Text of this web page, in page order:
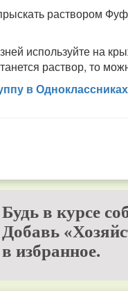
раствором
используйте на
раствор, то
в Одноклассниках
Будь в курсе
Добавь
в избранное.